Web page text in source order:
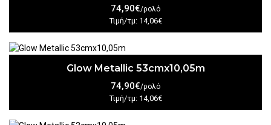
74,90€/ρολό
Τιμή/τμ: 14,06€
Glow Metallic 53cmx10,05m
74,90€/ρολό
Τιμή/τμ: 14,06€